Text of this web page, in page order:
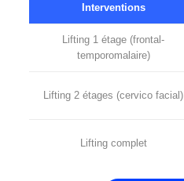
Interventions
Lifting 1 étage (frontal-
temporomalaire)
Lifting 2 étages (cervico facial)
Lifting complet